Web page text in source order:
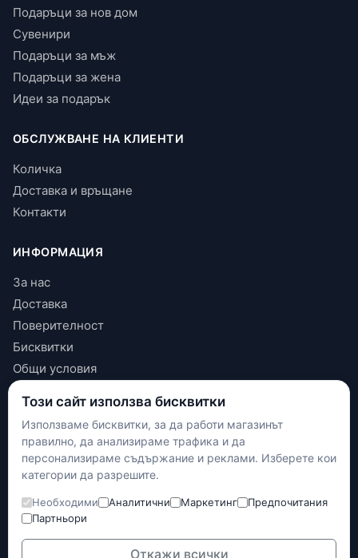
Подаръци за нов дом
Сувенири
Подаръци за мъж
Подаръци за жена
Идеи за подарък
ОБСЛУЖВАНЕ НА КЛИЕНТИ
Количка
Доставка и връщане
Контакти
ИНФОРМАЦИЯ
За нас
Доставка
Поверителност
Бисквитки
Общи условия
КОНТАКТИ
+(359) 898 719431
contact.maxshop.bg@gmail.com
улица Панайот Волов 42, Шумен
Наложен платеж
Банков превод
Доставка с Еконт
Този сайт използва бисквитки
Използваме бисквитки, за да работи магазинът
правилно, да анализираме трафика и да
персонализираме съдържание и реклами. Изберете кои
категории да разрешите.
Необходими Аналитични Маркетинг
Предпочитания
Партньори
Откажи всички